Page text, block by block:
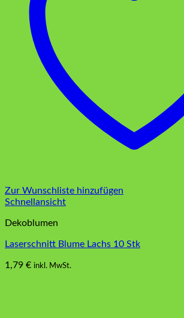
Zur Wunschliste hinzufügen
Schnellansicht
Dekoblumen
Laserschnitt Blume Lachs 10 Stk
1,79 € inkl. MwSt.